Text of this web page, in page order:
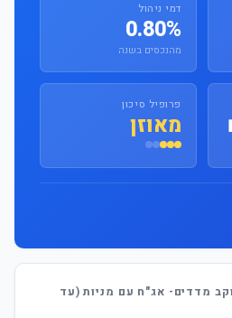
דמי ניהול
0.80%
מהנכסים בשנה
פרופיל סיכון
מאוזן
מדדים- אג"ח עם מניות (עד